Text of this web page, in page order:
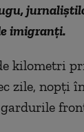
imigranţi.
kilometri
zile, nopţi